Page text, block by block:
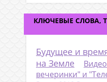
КЛЮЧЕВЫЕ СЛОВА,
Будущее и
на Земле
вечеринки" и